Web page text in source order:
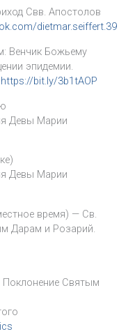
Свв. Апостолов
dietmar.seiffert.39
Венчик Божьему
эпидемии.
https://bit.ly/3b1tAOP
Девы Марии
Девы Марии
время) — Св.
Дарам и Розарий.
Святым